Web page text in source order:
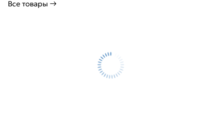
Все товары →